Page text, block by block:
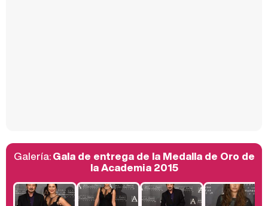
Belén Esteban: "Estoy emocionada, muy contenta y muy feliz por llegar a RTVE"
Galería:Gala de entrega de la Medalla de Oro de
la Academia 2015